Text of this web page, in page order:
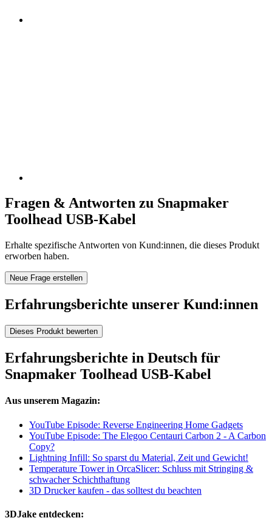
Fragen & Antworten zu Snapmaker
Toolhead USB-Kabel
Erhalte spezifische Antworten von Kund:innen, die dieses Produkt
erworben haben.
Neue Frage erstellen
Erfahrungsberichte unserer Kund:innen
Dieses Produkt bewerten
Erfahrungsberichte in Deutsch für
Snapmaker Toolhead USB-Kabel
Aus unserem Magazin:
YouTube Episode: Reverse Engineering Home Gadgets
YouTube Episode: The Elegoo Centauri Carbon 2 - A Carbon
Copy?
Lightning Infill: So sparst du Material, Zeit und Gewicht!
Temperature Tower in OrcaSlicer: Schluss mit Stringing &
schwacher Schichthaftung
3D Drucker kaufen - das solltest du beachten
3DJake entdecken: